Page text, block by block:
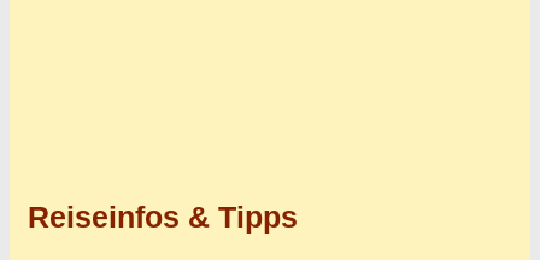
Reiseinfos & Tipps